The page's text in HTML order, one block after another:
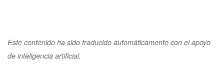
Este contenido ha sido traducido automáticamente con el apoyo
de inteligencia artificial.